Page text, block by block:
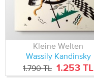
Kleine Welten
Wassily Kandinsky
1.790 TL 1.253 TL